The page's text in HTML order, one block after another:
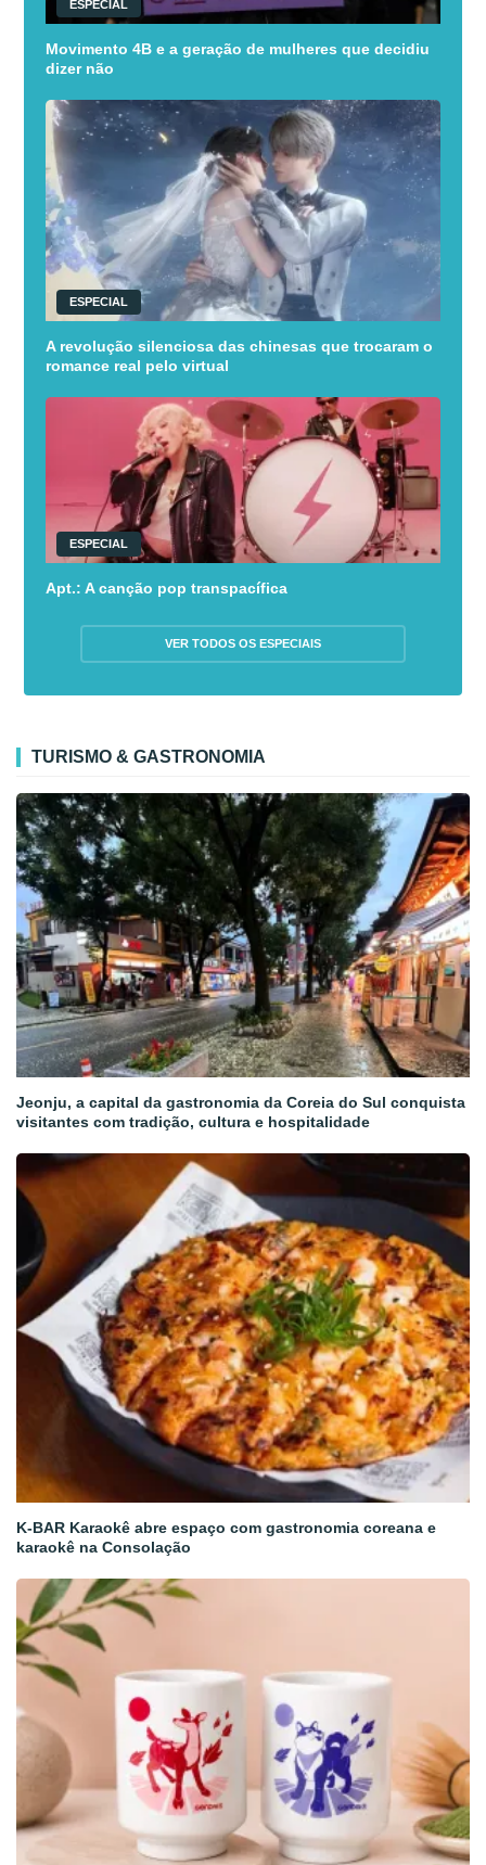
ESPECIAL
Movimento 4B e a geração de mulheres que decidiu
dizer não
ESPECIAL
A revolução silenciosa das chinesas que trocaram o
romance real pelo virtual
ESPECIAL
Apt.: A canção pop transpacífica
VER TODOS OS ESPECIAIS
TURISMO & GASTRONOMIA
Jeonju, a capital da gastronomia da Coreia do Sul conquista
visitantes com tradição, cultura e hospitalidade
K-BAR Karaokê abre espaço com gastronomia coreana e
karaokê na Consolação